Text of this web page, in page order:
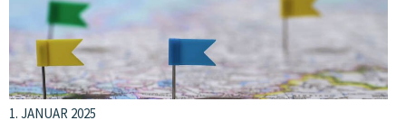
1. JANUAR 2025